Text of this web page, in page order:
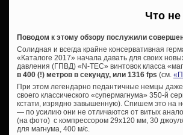
Что не
Поводом к этому обзору послужили
Солидная и всегда крайне консервативная
«Каталоге 2017» начала давать для своих
давления (ГПВД) «N-TEC» винтовок класса
в 400 (!) метров в секунду, или 1316 fps (см.
При этом легендарно педантичные немцы
своего классического «супермагнума» 350-й
кстати, изрядно завышенную). Спишем это на
— по усилию они не отличаются от витых
(на фото) с компрессором 29х120 мм, 30
для магнума, 400 м/с.